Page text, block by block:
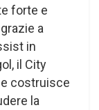
forte e
a
in
il City
costruisce
la